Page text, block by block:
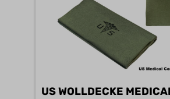
US WOLLDECKE